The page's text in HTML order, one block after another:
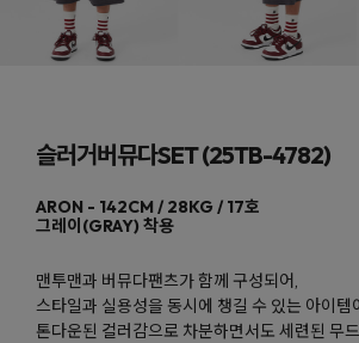
슬러거버뮤다SET (25TB-4782)
그레이(GRAY)
맨투맨과 버뮤다팬츠가 함께 구성되어,
스타일과 실용성을 동시에 챙길 수 있는 아이템
톤다운된 컬러감으로 차분하면서도 세련된 무